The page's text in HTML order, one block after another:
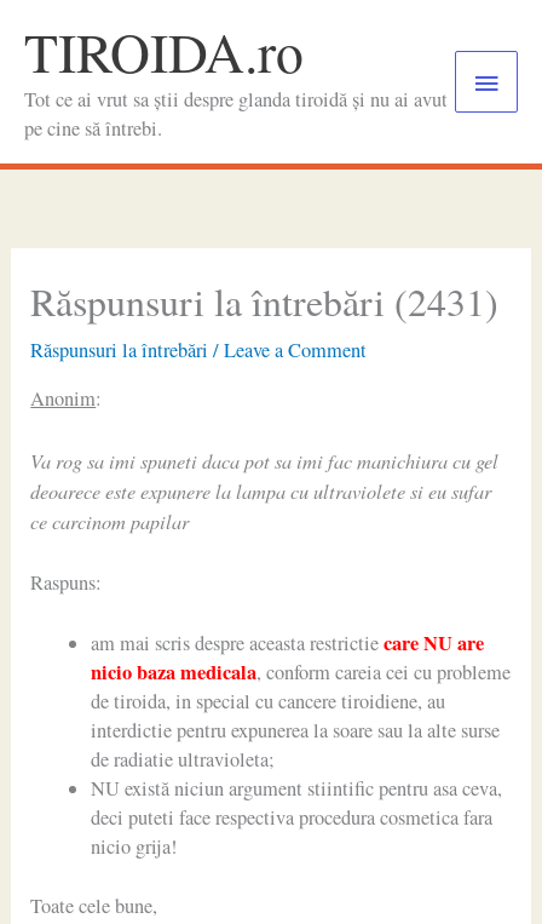
contentTIROIDA.ro
Tot ce ai vrut sa știi despre glanda tiroidă și nu ai avut
pe cine să întrebi.
Main
Răspunsuri la întrebări (2431)
Răspunsuri la întrebări /Leave a Comment
Anonim:
Va rog sa imi spuneti daca pot sa imi fac manichiura cu gel
deoarece este expunere la lampa cu ultraviolete si eu sufar
ce carcinom papilar
Raspuns:
am mai scris despre aceasta restrictiecare NU are
nicio baza medicala, conform careia cei cu probleme
de tiroida, in special cu cancere tiroidiene, au
interdictie pentru expunerea la soare sau la alte surse
de radiatie ultravioleta;
NU există niciun argument stiintific pentru asa ceva,
deci puteti face respectiva procedura cosmetica fara
nicio grija!
Toate cele bune,